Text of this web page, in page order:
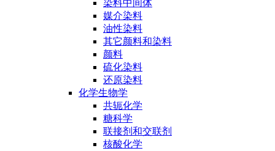
染料中间体
媒介染料
油性染料
其它颜料和染料
颜料
硫化染料
还原染料
化学生物学
共轭化学
糖科学
联接剂和交联剂
核酸化学